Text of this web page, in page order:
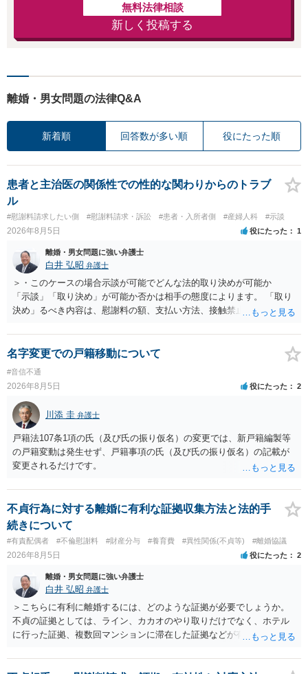
無料法律相談
新しく投稿する
離婚・男女問題の法律Q&A
新着順 回答数が多い順 役にたった順
患者と主治医の関係性での性的な関わりからのトラブ
ル
#慰謝料請求したい側 #慰謝料請求・訴訟 #患者・入所者側 #産婦人科 #示談
2026年8月5日 役にたった 1
離婚・男女問題に強い弁護士
白井 弘昭 弁護士
＞・このケースの場合示談が可能でどんな法的取り決めが可能か
「示談」「取り決め」が可能か否かは相手の態度によります。 「取り
決め」るべき内容は、慰謝料の額、支払い方法、接触禁止条項、口外
なると思います。 おそらく、警察が事件化できないと述べた理由の一
つに、相手が、性的関係を否定したか、合意の上だったと虚偽の供述
をしたかがあると思われます。 そうすると、相手は、示談書を交わし
取り決めを行う意思はないと考えたほうが良いでしょう。 もし相手が
示談書を交わす意思があるのでしたら、上記の内容を入れれるだけ示
談書に入れてください。 ＞・この出来事によって関わった病院への相
談や報告はなぜ名誉毀損になるのか。 ただちに名誉棄損には当たりま
せんが、何人もの人に話すと名誉棄損になりえます。 また、業務妨害
や不法行為に当たる可能性もあります。 名誉棄損（民事、刑事とも）
は「公然」（不特定又は多数）と「事実」（相手の社会的外務的名誉
を棄損する内容の事実、侮辱とは異なる）を摘示することで成立しま
す。 この事実は、原則的に、「真実」でも該当してしまいます。 です
ので、相談者さんが、病院担当者1人に話すだけでは公然性を欠きます
ので、名誉棄損には当たりません。ただし、さらに多くの人に相談し
てしまうと、たとえそれが真実であっても名誉棄損に当たる可能性が
生じることになります。 また、相談者さんが病院に相談することによ
り、相手に仕事上の不利益を与えたり、精神的苦痛を与えると、業務
妨害や不法行為（慰謝料の対象）になりますが、その内容が真実であ
れば、正当行為として許されます。 ただし、真実かどうかは、相談者
さんが立証しなければならず、ラインの内容等だけでは、相談者さん
の合意を全うすることができない状況（不同意性）だったかの立証が
難しい状況のように思われます。 もちろん、医師としては恥ずべき行
為ですし、許されないと思いますが、かえって相談者さんが攻撃対象
名字変更での戸籍移動について
#音信不通
2026年8月5日 役にたった 2
川添 圭 弁護士
戸籍法107条1項の氏（及び氏の振り仮名）の変更では、新戸籍編製等
の戸籍変動は発生せず、戸籍事項の氏（及び氏の振り仮名）の記載が
変更されるだけです。
不貞行為に対する離婚に有利な証拠収集方法と法的手
続きについて
#有責配偶者 #不倫慰謝料 #財産分与 #養育費 #異性関係(不貞等) #離婚協議
2026年8月5日 役にたった 2
離婚・男女問題に強い弁護士
白井 弘昭 弁護士
＞こちらに有利に離婚するには、どのような証拠が必要でしょうか。
不貞の証拠としては、ライン、カカオのやり取りだけでなく、ホテル
に行った証拠、複数回マンションに滞在した証拠などが有効です。 不
婚する、慰謝料をとるなど）ことができると思われます。 ただし、不